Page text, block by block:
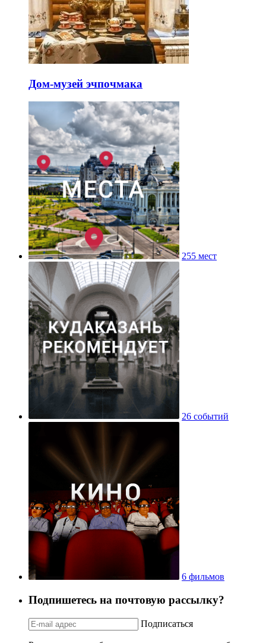
Дом-музей эчпочмака
255 мест
26 событий
6 фильмов
Подпишетесь на почтовую рассылку?
Подписаться